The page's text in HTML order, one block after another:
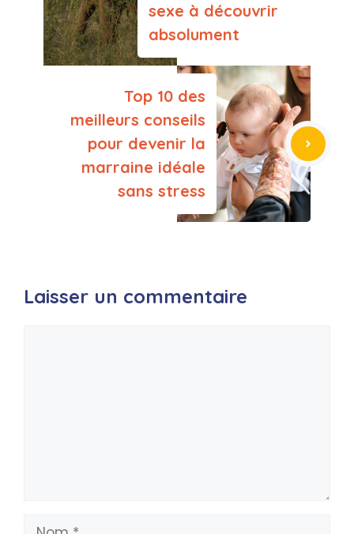
sexe à découvrir
absolument
Top 10 des
meilleurs conseils
pour devenir la
marraine idéale
sans stress
Laisser un commentaire
Nom